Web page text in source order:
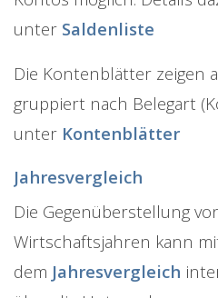
unter Saldenliste
Die Kontenblätter zeigen
gruppiert nach Belegart
unter Kontenblätter
Jahresvergleich
Die Gegenüberstellung
Wirtschaftsjahren kann
dem Jahresvergleich